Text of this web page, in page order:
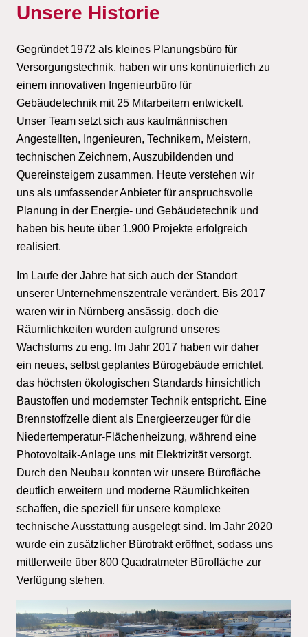
Unsere Historie
Gegründet 1972 als kleines Planungsbüro für
Versorgungstechnik, haben wir uns kontinuierlich zu
einem innovativen Ingenieurbüro für
Gebäudetechnik mit 25 Mitarbeitern entwickelt.
Unser Team setzt sich aus kaufmännischen
Angestellten, Ingenieuren, Technikern, Meistern,
technischen Zeichnern, Auszubildenden und
Quereinsteigern zusammen. Heute verstehen wir
uns als umfassender Anbieter für anspruchsvolle
Planung in der Energie- und Gebäudetechnik und
haben bis heute über 1.900 Projekte erfolgreich
realisiert.
Im Laufe der Jahre hat sich auch der Standort
unserer Unternehmenszentrale verändert. Bis 2017
waren wir in Nürnberg ansässig, doch die
Räumlichkeiten wurden aufgrund unseres
Wachstums zu eng. Im Jahr 2017 haben wir daher
ein neues, selbst geplantes Bürogebäude errichtet,
das höchsten ökologischen Standards hinsichtlich
Baustoffen und modernster Technik entspricht. Eine
Brennstoffzelle dient als Energieerzeuger für die
Niedertemperatur-Flächenheizung, während eine
Photovoltaik-Anlage uns mit Elektrizität versorgt.
Durch den Neubau konnten wir unsere Bürofläche
deutlich erweitern und moderne Räumlichkeiten
schaffen, die speziell für unsere komplexe
technische Ausstattung ausgelegt sind. Im Jahr 2020
wurde ein zusätzlicher Bürotrakt eröffnet, sodass uns
mittlerweile über 800 Quadratmeter Bürofläche zur
Verfügung stehen.